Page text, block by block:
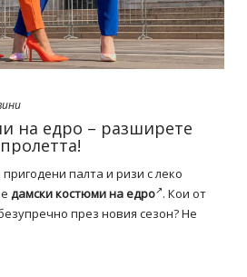
на едро – разширете
палта и ризи с леко
дамски костюми на едро . Кои от
през новия сезон? Не
останат безсмислени, но и тези в